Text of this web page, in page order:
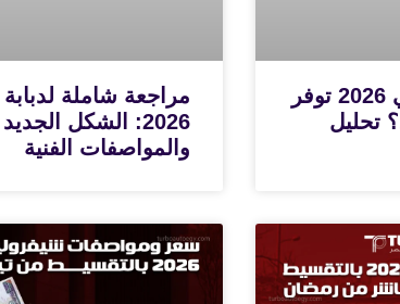
هل نيسان صني 2026 توفر
تحليل
مراجعة شاملة لدبابة
2026: الشكل الجديد
والمواصفات الفنية